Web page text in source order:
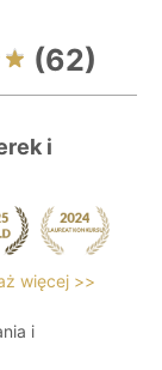
(62)
i
więcej >>
i